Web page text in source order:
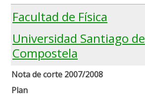
Facultad de Física
Universidad Santiago de
Compostela
Nota de corte 2007/2008
Plan